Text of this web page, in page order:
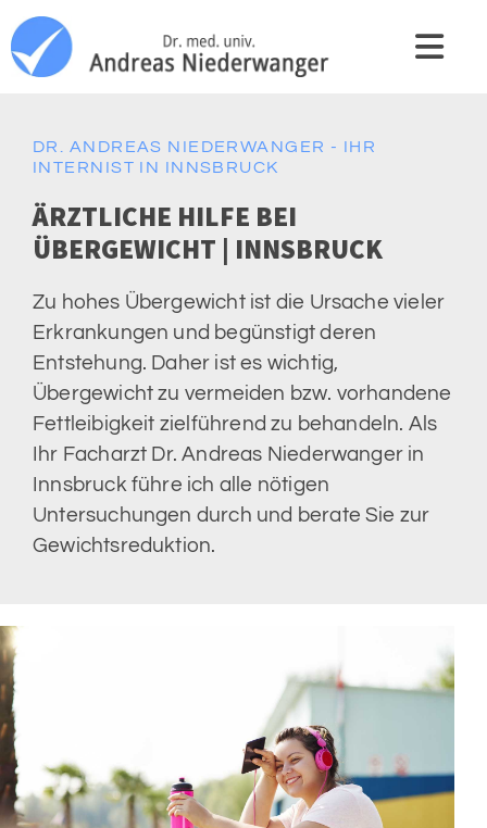
DR. ANDREAS NIEDERWANGER - IHR
INTERNIST IN INNSBRUCK
ÄRZTLICHE HILFE BEI
ÜBERGEWICHT | INNSBRUCK
Zu hohes Übergewicht ist die Ursache vieler
Erkrankungen und begünstigt deren
Entstehung. Daher ist es wichtig,
Übergewicht zu vermeiden bzw. vorhandene
Fettleibigkeit zielführend zu behandeln. Als
Ihr Facharzt Dr. Andreas Niederwanger in
Innsbruck führe ich alle nötigen
Untersuchungen durch und berate Sie zur
Gewichtsreduktion.